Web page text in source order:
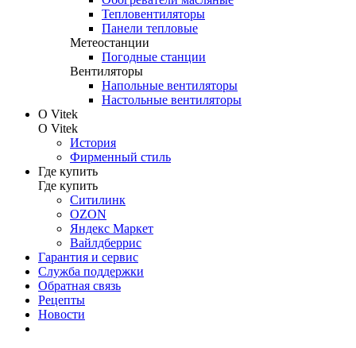
Тепловентиляторы
Панели тепловые
Метеостанции
Погодные станции
Вентиляторы
Напольные вентиляторы
Настольные вентиляторы
О Vitek
О Vitek
История
Фирменный стиль
Где купить
Где купить
Ситилинк
OZON
Яндекс Маркет
Вайлдберрис
Гарантия и сервис
Служба поддержки
Обратная связь
Рецепты
Новости